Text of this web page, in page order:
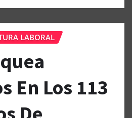
LABORAL
En Los 113